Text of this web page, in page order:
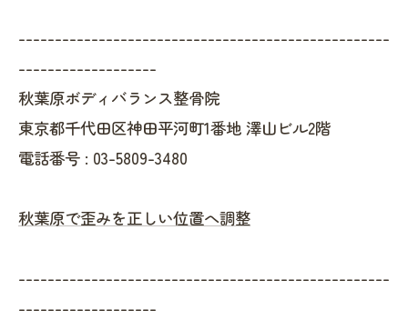
---------------------------------------------------
-------------------
秋葉原ボディバランス整骨院
東京都千代田区神田平河町1番地 澤山ビル2階
電話番号 : 03-5809-3480
秋葉原で歪みを正しい位置へ調整
---------------------------------------------------
-------------------